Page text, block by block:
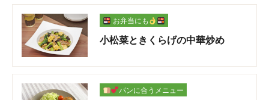
お弁当にも
小松菜ときくらげの中華炒め
パンに合うメニュー